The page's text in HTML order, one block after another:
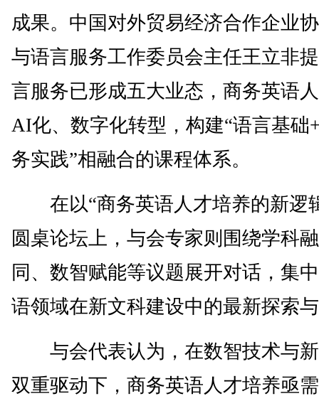
成果。中国对外贸易经济合作企业
与语言服务工作委员会主任王立非
言服务已形成五大业态，商务英语
AI化、数字化转型，构建“语言基础
务实践”相融合的课程体系。
在以“商务英语人才培养的新逻
圆桌论坛上，与会专家则围绕学科
同、数智赋能等议题展开对话，集
语领域在新文科建设中的最新探索
与会代表认为，在数智技术与新
双重驱动下，商务英语人才培养亟